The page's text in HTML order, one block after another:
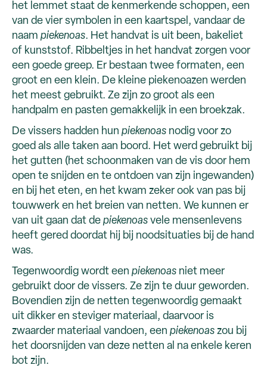
het lemmet staat de kenmerkende schoppen, een
van de vier symbolen in een kaartspel, vandaar de
naam piekenoas. Het handvat is uit been, bakeliet
of kunststof. Ribbeltjes in het handvat zorgen voor
een goede greep. Er bestaan twee formaten, een
groot en een klein. De kleine piekenoazen werden
het meest gebruikt. Ze zijn zo groot als een
handpalm en pasten gemakkelijk in een broekzak.
De vissers hadden hun piekenoas nodig voor zo
goed als alle taken aan boord. Het werd gebruikt bij
het gutten (het schoonmaken van de vis door hem
open te snijden en te ontdoen van zijn ingewanden)
en bij het eten, en het kwam zeker ook van pas bij
touwwerk en het breien van netten. We kunnen er
van uit gaan dat de piekenoas vele mensenlevens
heeft gered doordat hij bij noodsituaties bij de hand
was.
Tegenwoordig wordt een piekenoas niet meer
gebruikt door de vissers. Ze zijn te duur geworden.
Bovendien zijn de netten tegenwoordig gemaakt
uit dikker en steviger materiaal, daarvoor is
zwaarder materiaal vandoen, een piekenoas zou bij
het doorsnijden van deze netten al na enkele keren
bot zijn.